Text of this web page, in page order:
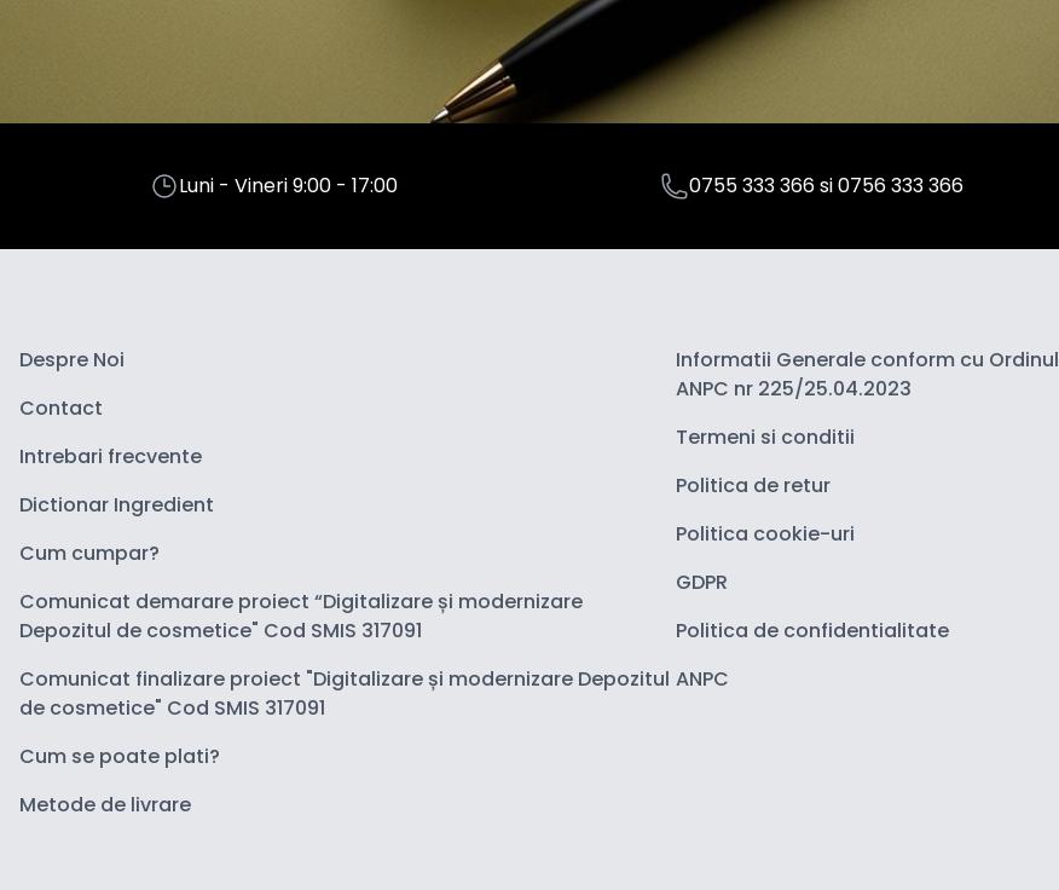
Luni - Vineri 9:00 - 17:00 0755 333 366si0756 333 366
Despre Noi
Contact
Intrebari frecvente
Dictionar Ingredient
Cum cumpar?
Comunicat demarare proiect “Digitalizare și modernizare
Depozitul de cosmetice" Cod SMIS 317091
Comunicat finalizare proiect "Digitalizare și modernizare Depozitul
de cosmetice" Cod SMIS 317091
Cum se poate plati?
Metode de livrare
Informatii Generale conform cu Ordinul
ANPC nr 225/25.04.2023
Termeni si conditii
Politica de retur
Politica cookie-uri
GDPR
Politica de confidentialitate
ANPC